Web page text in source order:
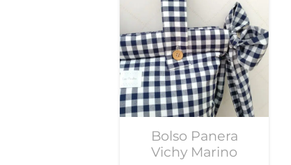
Bolso Panera
Vichy Marino